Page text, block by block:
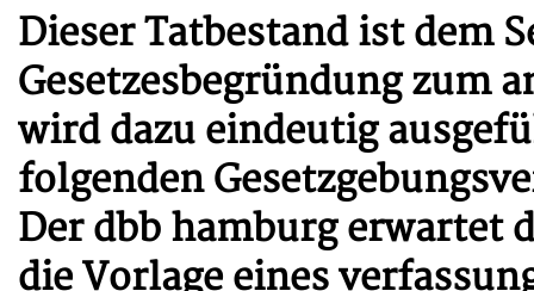
Dieser Tatbestand ist dem
Gesetzesbegründung zum
wird dazu eindeutig
folgenden
Der dbb hamburg erwartet
die Vorlage eines